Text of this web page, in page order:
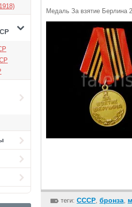
Медаль За взятие Берлина
теги: СССР бронза